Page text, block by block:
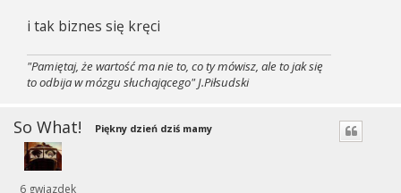
i tak biznes się kręci
"Pamiętaj, że wartość ma nie to, co ty mówisz, ale to jak się
to odbija w mózgu słuchającego" J.Piłsudski
So What!
6 gwiazdek
Piękny dzień dziś mamy